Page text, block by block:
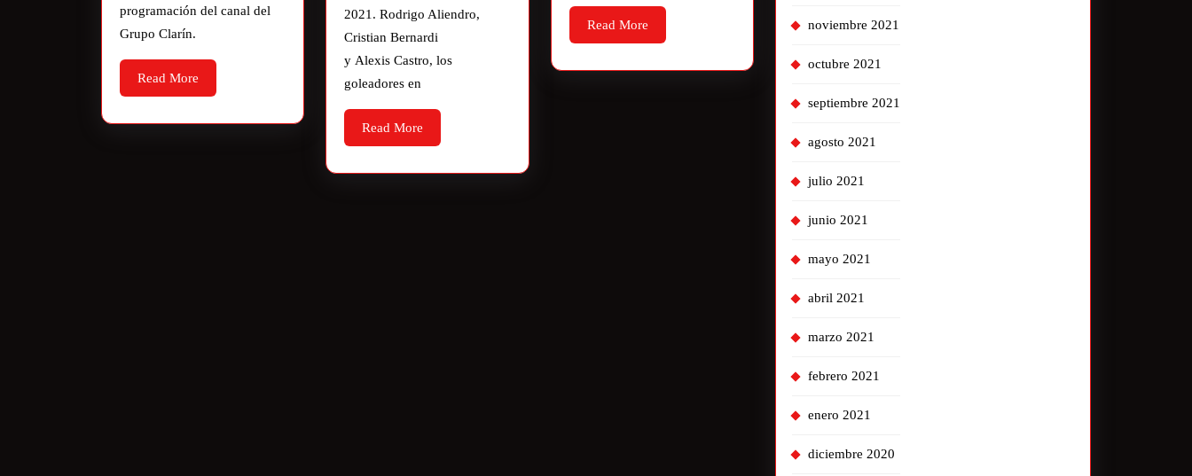
programación del canal del
Grupo Clarín.
Read More
2021. Rodrigo Aliendro,
Cristian Bernardi
y Alexis Castro, los
goleadores en
Read More
Read More noviembre 2021
octubre 2021
septiembre 2021
agosto 2021
julio 2021
junio 2021
mayo 2021
abril 2021
marzo 2021
febrero 2021
enero 2021
diciembre 2020